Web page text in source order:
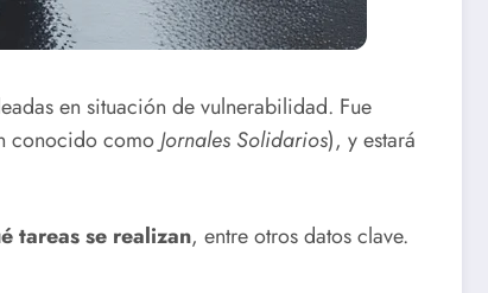
en situación de vulnerabilidad. Fue
conocido comoJornales Solidarios), y estará
tareas se realizan, entre otros datos clave.